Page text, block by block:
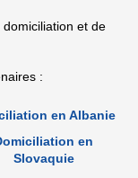
et de
:
en Albanie
en
Slovaquie